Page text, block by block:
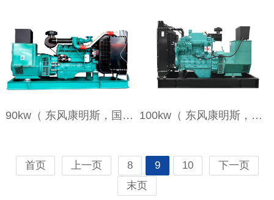
90kw（ 东风康明斯，国二，裸机） 100kw（ 东风康明斯，国二，裸机）
首页 上一页 8 9 10
下一页
末页